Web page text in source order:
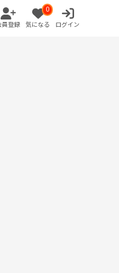
員登録
0
気になる ログイン